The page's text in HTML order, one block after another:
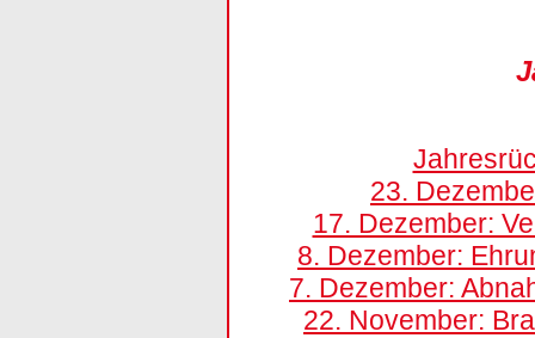
23.
17. Dezember:
8. Dezember:
7. Dezember:
22. November: